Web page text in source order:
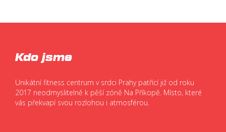
Kdo jsme
Unikátní fitness centrum v srdci Prahy patřící již od roku
2017 neodmyslitelně k pěší zóně Na Příkopě. Místo, které
vás překvapí svou rozlohou i atmosférou.